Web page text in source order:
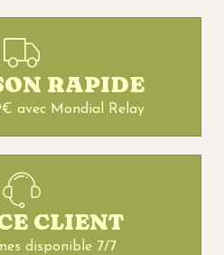
RAPIDE
avec Mondial Relay
CLIENT
disponible 7/7